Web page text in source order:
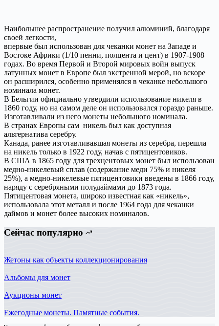
Наибольшее распространение получил алюминий, благодаря
своей легкости,
впервые был использован для чеканки монет на Западе и
Востоке Африки (1/10 пенни, полцента и цент) в 1907-1908
годах. Во время Первой и Второй мировых войн выпуск
латунных монет в Европе был экстренной мерой, но вскоре
он расширился, особенно применялся в чеканке небольшого
номинала монет.
В Бельгии официально утвердили использование никеля в
1860 году, но на самом деле он использовался гораздо раньше.
Изготавливали из него монеты небольшого номинала.
В странах Европы сам никель был как доступная
альтернатива серебру.
Канада, ранее изготавливавшая монеты из серебра, перешла
на никель только в 1922 году, начав с пятицентовиков.
В США в 1865 году для трехцентовых монет был использован
медно-никелевый сплав (содержание меди 75% и никеля
25%), а медно-никелевые пятицентовики введены в 1866 году,
наряду с серебряными полудаймами до 1873 года.
Пятицентовая монета, широко известная как «никель»,
использовала этот металл и после 1964 года для чеканки
даймов и монет более высоких номиналов.
Сейчас популярно
Жетоны как объекты коллекционирования
Альбомы для монет
Аукционы монет
Ежегодные монеты. Памятные события.